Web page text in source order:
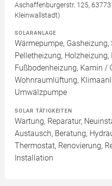
Aschaffenburgerstr. 125,
Kleinwallstadt)
SOLARANLAGE
Wärmepumpe,
Pelletheizung,
Fußbodenheizung, Kamin /
Wohnraumlüftung,
Umwälzpumpe
SOLAR TÄTIGKEITEN
Wartung, Reparatur,
Austausch, Beratung,
Thermostat, Renovierung,
Installation